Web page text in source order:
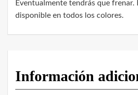
Eventualmente tendrás que frenar.
disponible en todos los colores.
Información